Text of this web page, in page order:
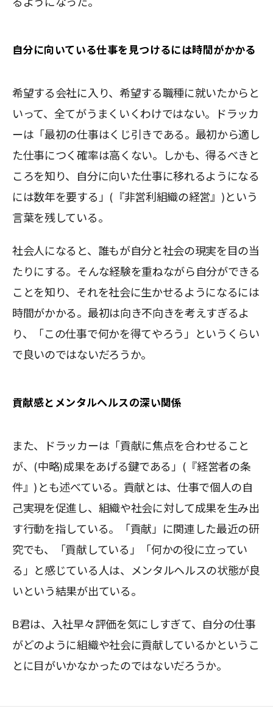
自分に向いている仕事を見つけるには時間がかかる
希望する会社に入り、希望する職種に就いたからと
いって、全てがうまくいくわけではない。ドラッカ
ーは「最初の仕事はくじ引きである。最初から適し
た仕事につく確率は高くない。しかも、得るべきと
ころを知り、自分に向いた仕事に移れるようになる
には数年を要する」(『非営利組織の経営』)という
言葉を残している。
社会人になると、誰もが自分と社会の現実を目の当
たりにする。そんな経験を重ねながら自分ができる
ことを知り、それを社会に生かせるようになるには
時間がかかる。最初は向き不向きを考えすぎるよ
り、「この仕事で何かを得てやろう」というくらい
で良いのではないだろうか。
貢献感とメンタルヘルスの深い関係
また、ドラッカーは「貢献に焦点を合わせること
が、(中略)成果をあげる鍵である」(『経営者の条
件』)とも述べている。貢献とは、仕事で個人の自
己実現を促進し、組織や社会に対して成果を生み出
す行動を指している。「貢献」に関連した最近の研
究でも、「貢献している」「何かの役に立ってい
る」と感じている人は、メンタルヘルスの状態が良
いという結果が出ている。
B君は、入社早々評価を気にしすぎて、自分の仕事
がどのように組織や社会に貢献しているかというこ
とに目がいかなかったのではないだろうか。